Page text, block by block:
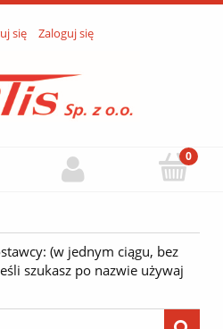
się Zaloguj się
(w jednym ciągu, bez
szukasz po nazwie używaj